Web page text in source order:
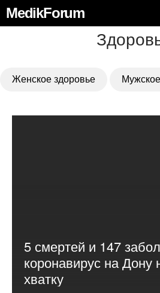
MedikForum
Женское здоровье
5 смертей и 147
коронавирус на Дону
хватку